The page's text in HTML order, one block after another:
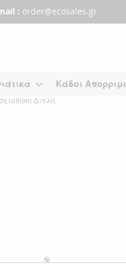
: order@ecosales.gr
Κάδοι
Διπλή